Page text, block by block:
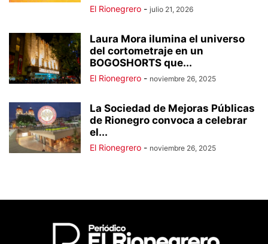
El Rionegrero - julio 21, 2026
Laura Mora ilumina el universo
del cortometraje en un
BOGOSHORTS que...
El Rionegrero - noviembre 26, 2025
La Sociedad de Mejoras Públicas
de Rionegro convoca a celebrar
el...
El Rionegrero - noviembre 26, 2025